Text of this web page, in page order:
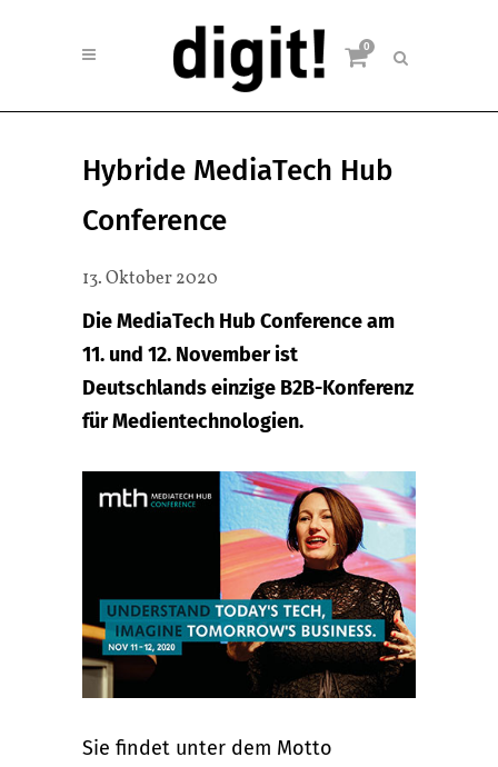
0
Hybride MediaTech Hub
Conference
13. Oktober 2020
Die MediaTech Hub Conference am
11. und 12. November ist
Deutschlands einzige B2B-Konferenz
für Medientechnologien.
Sie findet unter dem Motto